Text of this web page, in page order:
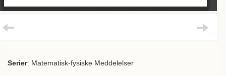
Serier: Matematisk-fysiske Meddelelser